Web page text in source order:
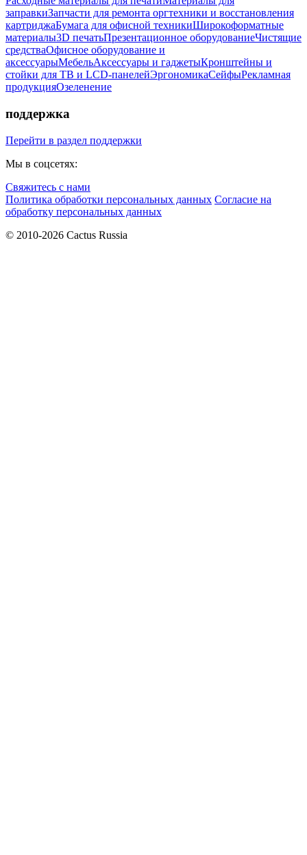
заправкиЗапчасти для ремонта оргтехники и восстановления
картриджаБумага для офисной техникиШирокоформатные
материалы3D печатьПрезентационное оборудованиеЧистящие
средстваОфисное оборудование и
аксессуарыМебельАксессуары и гаджетыКронштейны и
стойки для ТВ и LCD-панелейЭргономикаСейфыРекламная
продукцияОзеленение
поддержка
Перейти в раздел поддержки
Мы в соцсетях:
Свяжитесь с нами
Политика обработки персональных данных Согласие на
обработку персональных данных
© 2010-2026 Cactus Russia